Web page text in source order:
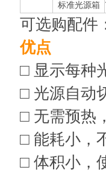
标准光源箱
可选购配件
优点
□ 显示每种
□ 光源自动
□ 无需预热
□ 能耗小，
□ 体积小，